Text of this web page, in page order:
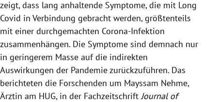
zeigt, dass lang anhaltende Symptome, die mit Long
Covid in Verbindung gebracht werden, größtenteils
mit einer durchgemachten Corona-Infektion
zusammenhängen. Die Symptome sind demnach nur
in geringerem Masse auf die indirekten
Auswirkungen der Pandemie zurückzuführen. Das
berichteten die Forschenden um Mayssam Nehme,
Ärztin am HUG, in der FachzeitschriftJournal of